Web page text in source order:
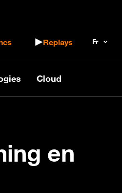
Replays
Cloud
en